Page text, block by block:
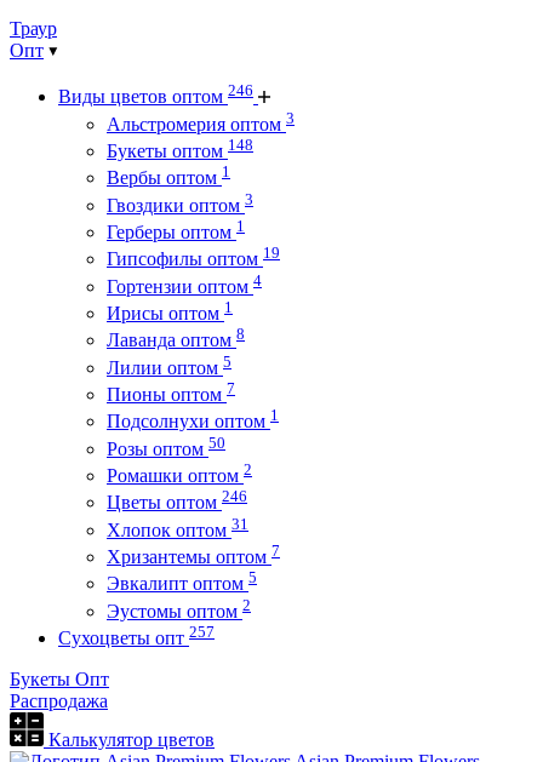
Траур
Опт
Виды цветов оптом 246
Альстромерия оптом 3
Букеты оптом 148
Вербы оптом 1
Гвоздики оптом 3
Герберы оптом 1
Гипсофилы оптом 19
Гортензии оптом 4
Ирисы оптом 1
Лаванда оптом 8
Лилии оптом 5
Пионы оптом 7
Подсолнухи оптом 1
Розы оптом 50
Ромашки оптом 2
Цветы оптом 246
Хлопок оптом 31
Хризантемы оптом 7
Эвкалипт оптом 5
Эустомы оптом 2
Сухоцветы опт 257
Букеты Опт
Распродажа
Калькулятор цветов